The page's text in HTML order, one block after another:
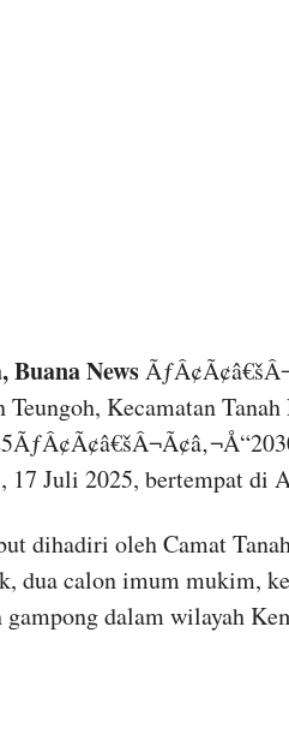
Buana News
Kecamatan
17 Juli 2025, bertempat di
dihadiri oleh Camat
dua calon imum mukim,
dalam wilayah